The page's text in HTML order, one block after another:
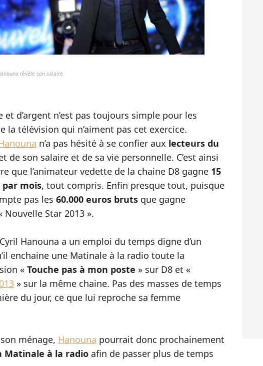
révèle son salaire
et d’argent n’est pas toujours simple pour les
la télévision qui n’aiment pas cet exercice.
n’a pas hésité à se confier aux lecteurs du
de son salaire et de sa vie personnelle. C’est ainsi
que l’animateur vedette de la chaine D8 gagne 15
par mois, tout compris. Enfin presque tout, puisque
pas les 60.000 euros bruts que gagne
Nouvelle Star 2013 ».
Hanouna a un emploi du temps digne d’un
enchaine une Matinale à la radio toute la
« Touche pas à mon poste » sur D8 et «
» sur la même chaine. Pas des masses de temps
du jour, ce que lui reproche sa femme
ménage, Hanouna pourrait donc prochainement
Matinale à la radio afin de passer plus de temps